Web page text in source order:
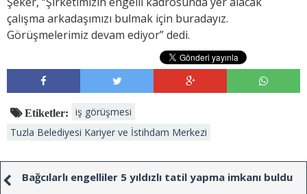
çalışma arkadaşımızı bulmak için buradayız.
Görüşmelerimiz devam ediyor” dedi.
Etiketler:
iş görüşmesi
Tuzla Belediyesi Kariyer ve İstihdam Merkezi
Bağcılarlı engelliler 5 yıldızlı tatil yapma imkanı buldu